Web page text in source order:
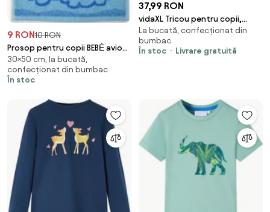
9 RON10 RON
Prosop pentru copii BEBÉ avion
albastru 30x50 cm
30×50 cm, la bucată,
confecționat din bumbac
În stoc
37,99 RON
vidaXL Tricou pentru copii,
albastru și bleumarin, 128
La bucată, confecționat din
bumbac
În stoc
Livrare gratuită